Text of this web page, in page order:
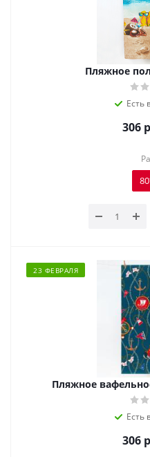
Пляжное
Есть
306
23 ФЕВРАЛЯ
Пляжное
Есть
306